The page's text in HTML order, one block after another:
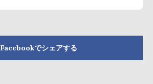
Facebookでシェアする